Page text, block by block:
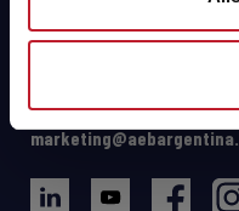
Direcciones y mapa
WhatsApp: +54 9 2615 10-